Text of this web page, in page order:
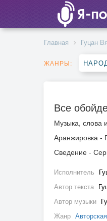
Главная Гуцан
ЖАНРЫ:
Все
Музыка, слова
Аранжировка -
Сведение -
Исполнитель
Автор текста
Автор музыки
Жанр Авторская